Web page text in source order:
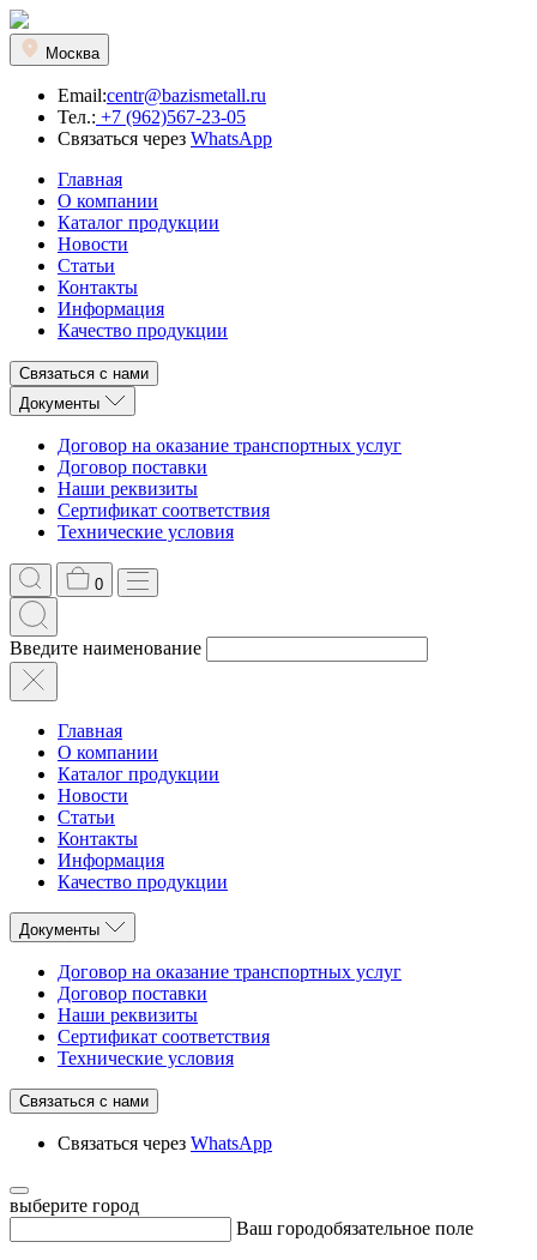
Москва
Email:centr@bazismetall.ru
Тел.: +7 (962)567-23-05
Связаться через WhatsApp
Главная
О компании
Каталог продукции
Новости
Статьи
Контакты
Информация
Качество продукции
Связаться с нами
Документы
Договор на оказание транспортных услуг
Договор поставки
Наши реквизиты
Сертификат соответствия
Технические условия
0
Введите наименование
Главная
О компании
Каталог продукции
Новости
Статьи
Контакты
Информация
Качество продукции
Документы
Договор на оказание транспортных услуг
Договор поставки
Наши реквизиты
Сертификат соответствия
Технические условия
Связаться с нами
Связаться через WhatsApp
выберите город
Ваш городобязательное поле